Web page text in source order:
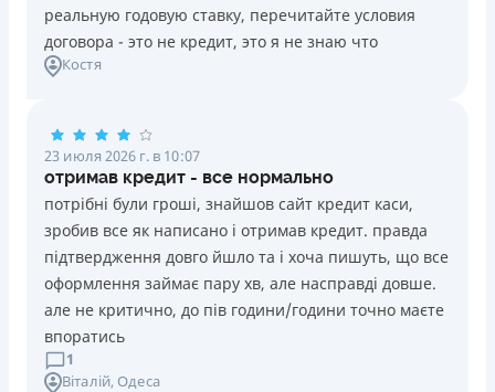
реальную годовую ставку, перечитайте условия
договора - это не кредит, это я не знаю что
Костя
23 июля 2026 г. в 10:07
отримав кредит - все нормально
потрібні були гроші, знайшов сайт кредит каси,
зробив все як написано і отримав кредит. правда
підтвердження довго йшло та і хоча пишуть, що все
оформлення займає пару хв, але насправді довше.
але не критично, до пів години/години точно маєте
впоратись
1
Віталій, Одеса